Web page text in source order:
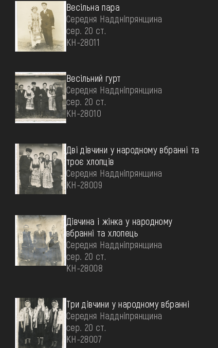
Весільна пара
Середня Наддніпрянщина
сер. 20 ст.
КН-28011
Весільний гурт
Середня Наддніпрянщина
сер. 20 ст.
КН-28010
Дві дівчини у народному вбранні та
троє хлопців
Середня Наддніпрянщина
КН-28009
Дівчина і жінка у народному
вбранні та хлопець
Середня Наддніпрянщина
сер. 20 ст.
КН-28008
Три дівчини у народному вбранні
Середня Наддніпрянщина
сер. 20 ст.
КН-28007